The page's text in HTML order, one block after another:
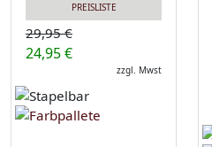
PREISLISTE
29,95 €
24,95 €
zzgl. Mwst